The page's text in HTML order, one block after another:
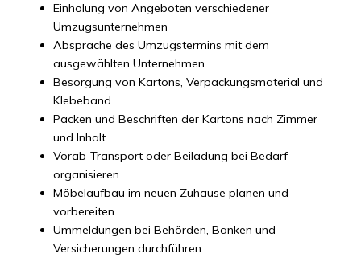
Einholung von Angeboten verschiedener
Umzugsunternehmen
Absprache des Umzugstermins mit dem
ausgewählten Unternehmen
Besorgung von Kartons, Verpackungsmaterial und
Klebeband
Packen und Beschriften der Kartons nach Zimmer
und Inhalt
Vorab-Transport oder Beiladung bei Bedarf
organisieren
Möbelaufbau im neuen Zuhause planen und
vorbereiten
Ummeldungen bei Behörden, Banken und
Versicherungen durchführen